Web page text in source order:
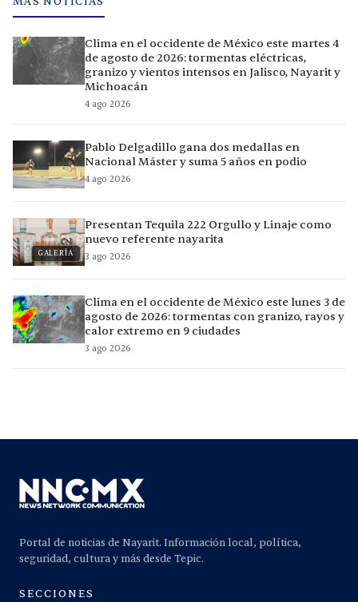
Clima en el occidente de México este martes 4
de agosto de 2026: tormentas eléctricas,
granizo y vientos intensos en Jalisco, Nayarit y
Michoacán
4 ago 2026
Pablo Delgadillo gana dos medallas en
Nacional Máster y suma 5 años en podio
4 ago 2026
GALERÍA
Presentan Tequila 222 Orgullo y Linaje como
nuevo referente nayarita
3 ago 2026
Clima en el occidente de México este lunes 3 de
agosto de 2026: tormentas con granizo, rayos y
calor extremo en 9 ciudades
3 ago 2026
Portal de noticias de Nayarit. Información local, política,
seguridad, cultura y más desde Tepic.
SECCIONES